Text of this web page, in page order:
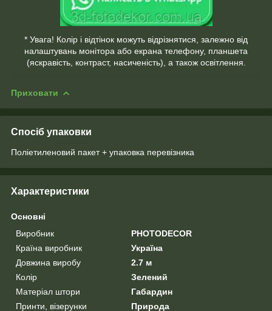
* Увага! Колір і відтінок можуть відрізнятися, залежно від
налаштувань монітора або екрана телефону, планшета
(яскравість, контраст, насиченість), а також освітлення.
Приховати
Спосіб упаковки
Поліетиленовий пакет + упаковка перевізника
Характеристики
Основні
Виробник
PHOTODECOR
Країна виробник
Україна
Довжина виробу
2.7 м
Колір
Зелений
Матеріал штори
Габардин
Принти, візерунки
Природа